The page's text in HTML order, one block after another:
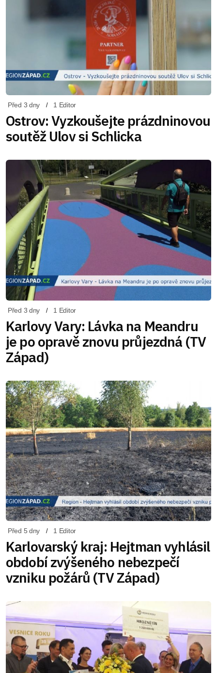
Před 3 dny 1 Editor
Ostrov: Vyzkoušejte prázdninovou
soutěž Ulov si Schlicka
Před 3 dny 1 Editor
Karlovy Vary: Lávka na Meandru
je po opravě znovu průjezdná (TV
Západ)
Před 5 dny 1 Editor
Karlovarský kraj: Hejtman vyhlásil
období zvýšeného nebezpečí
vzniku požárů (TV Západ)